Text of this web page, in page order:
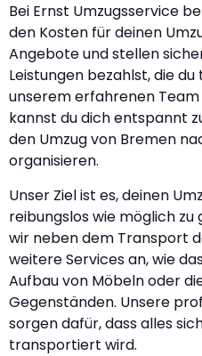
Bei Ernst Umzugsservice
den Kosten für deinen
Angebote und stellen
Leistungen bezahlst, die
unserem erfahrenen
kannst du dich entspannt
den Umzug von Bremen
organisieren.
Unser Ziel ist es, deinen
reibungslos wie möglich
wir neben dem Transport
weitere Services an, wie
Aufbau von Möbeln oder
Gegenständen. Unsere
sorgen dafür, dass alles
transportiert wird.